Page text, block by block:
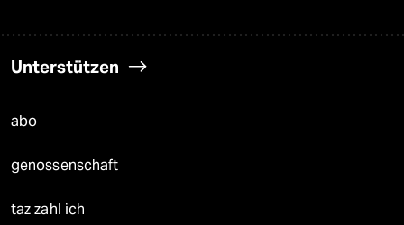
Unterstützen
abo
genossenschaft
taz zahl ich